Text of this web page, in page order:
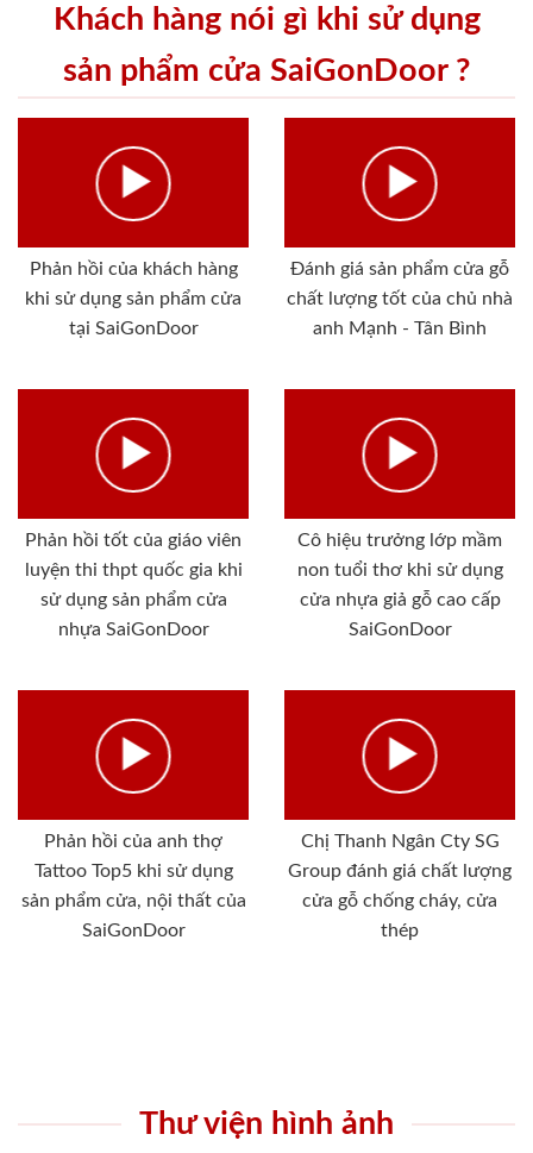
Khách hàng nói gì khi sử dụng
sản phẩm cửa SaiGonDoor ?
Phản hồi của khách hàng
khi sử dụng sản phẩm cửa
tại SaiGonDoor
Đánh giá sản phẩm cửa gỗ
chất lượng tốt của chủ nhà
anh Mạnh - Tân Bình
Phản hồi tốt của giáo viên
luyện thi thpt quốc gia khi
sử dụng sản phẩm cửa
nhựa SaiGonDoor
Cô hiệu trưởng lớp mầm
non tuổi thơ khi sử dụng
cửa nhựa giả gỗ cao cấp
SaiGonDoor
Phản hồi của anh thợ
Tattoo Top5 khi sử dụng
sản phẩm cửa, nội thất của
SaiGonDoor
Chị Thanh Ngân Cty SG
Group đánh giá chất lượng
cửa gỗ chống cháy, cửa
thép
Thư viện hình ảnh